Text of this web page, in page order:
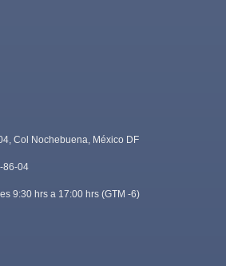
Col Nochebuena, México DF
86-04
9:30 hrs a 17:00 hrs (GTM -6)